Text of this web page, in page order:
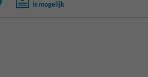
is mogelijk